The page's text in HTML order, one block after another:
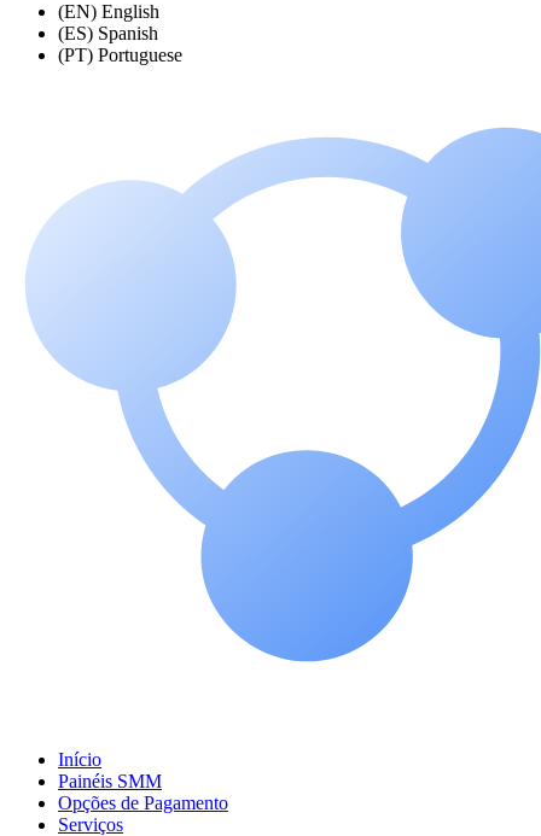
(EN) English
(ES) Spanish
(PT) Portuguese
Início
Painéis SMM
Opções de Pagamento
Serviços